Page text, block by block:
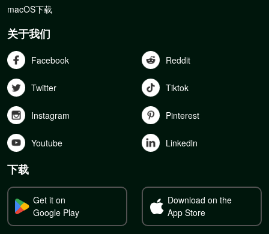
macOS下载
关于我们
Facebook Reddit
Twitter Tiktok
Instagram Pinterest
Youtube Linkedln
下载
Get it on
Google Play
Download on the
App Store